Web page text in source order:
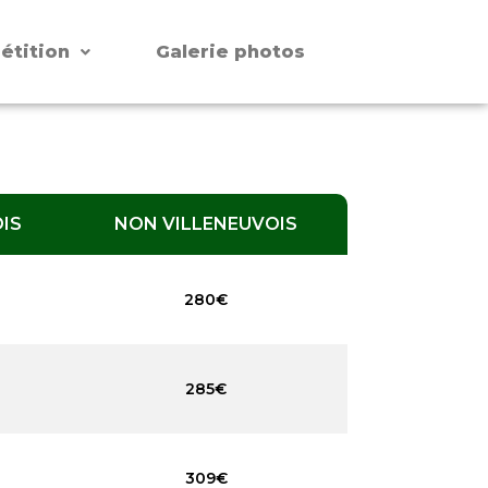
Galerie photos
NON VILLENEUVOIS
280€
285€
309€